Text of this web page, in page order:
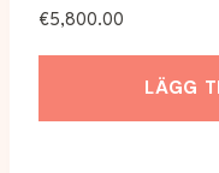
€5,800.00
LÄGG